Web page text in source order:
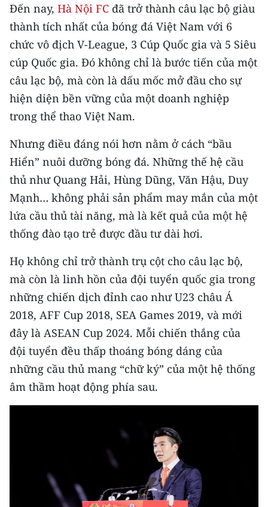
Đến nay, Hà Nội FC đã trở thành câu lạc bộ giàu
thành tích nhất của bóng đá Việt Nam với 6
chức vô địch V-League, 3 Cúp Quốc gia và 5 Siêu
cúp Quốc gia. Đó không chỉ là bước tiến của một
câu lạc bộ, mà còn là dấu mốc mở đầu cho sự
hiện diện bền vững của một doanh nghiệp
trong thể thao Việt Nam.
Nhưng điều đáng nói hơn nằm ở cách “bầu
Hiển” nuôi dưỡng bóng đá. Những thế hệ cầu
thủ như Quang Hải, Hùng Dũng, Văn Hậu, Duy
Mạnh… không phải sản phẩm may mắn của một
lứa cầu thủ tài năng, mà là kết quả của một hệ
thống đào tạo trẻ được đầu tư dài hơi.
Họ không chỉ trở thành trụ cột cho câu lạc bộ,
mà còn là linh hồn của đội tuyển quốc gia trong
những chiến dịch đỉnh cao như U23 châu Á
2018, AFF Cup 2018, SEA Games 2019, và mới
đây là ASEAN Cup 2024. Mỗi chiến thắng của
đội tuyển đều thấp thoáng bóng dáng của
những cầu thủ mang “chữ ký” của một hệ thống
âm thầm hoạt động phía sau.